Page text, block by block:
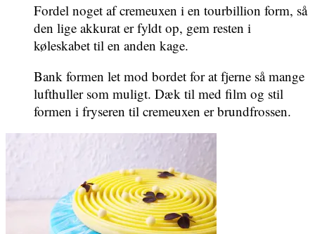
Fordel noget af cremeuxen i en tourbillion form, så
den lige akkurat er fyldt op, gem resten i
køleskabet til en anden kage.
Bank formen let mod bordet for at fjerne så mange
lufthuller som muligt. Dæk til med film og stil
formen i fryseren til cremeuxen er brundfrossen.